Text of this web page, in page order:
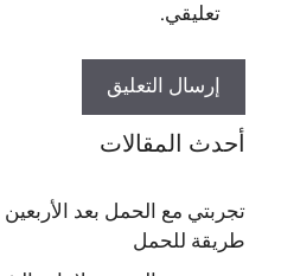
تعليقي.
أحدث المقالات
تجربتي مع الحمل بعد
طريقة للحمل